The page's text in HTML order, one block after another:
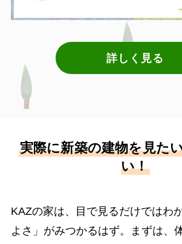
詳しく見る
実際に新築の建物を見た
い！
KAZの家は、目で見るだけではわ
よさ」がみつかるはず。まずは、